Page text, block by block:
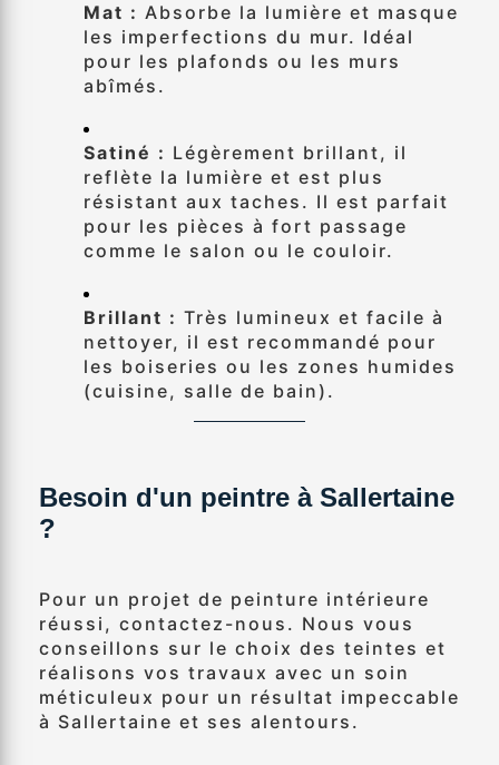
Mat : Absorbe la lumière et masque
les imperfections du mur. Idéal
pour les plafonds ou les murs
abîmés.
Satiné : Légèrement brillant, il
reflète la lumière et est plus
résistant aux taches. Il est parfait
pour les pièces à fort passage
comme le salon ou le couloir.
Brillant : Très lumineux et facile à
nettoyer, il est recommandé pour
les boiseries ou les zones humides
(cuisine, salle de bain).
Besoin d'un peintre à Sallertaine
?
Pour un projet de peinture intérieure
réussi, contactez-nous. Nous vous
conseillons sur le choix des teintes et
réalisons vos travaux avec un soin
méticuleux pour un résultat impeccable
à Sallertaine et ses alentours.